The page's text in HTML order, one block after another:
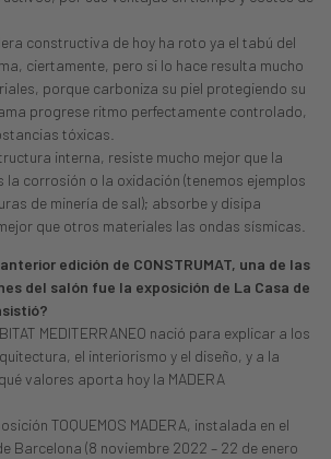
constructiva de hoy ha roto ya el tabú del
ciertamente, pero si lo hace resulta mucho
porque carboniza su piel protegiendo su
progrese ritmo perfectamente controlado,
tóxicas.
interna, resiste mucho mejor que la
la corrosión o la oxidación (tenemos ejemplos
de minería de sal); absorbe y disipa
que otros materiales las ondas sísmicas.
edición de CONSTRUMAT, una de las
del salón fue la exposición de La Casa de
MEDITERRANEO nació para explicar a los
el interiorismo y el diseño, y a la
valores aporta hoy la MADERA
TOQUEMOS MADERA, instalada en el
Barcelona (8 noviembre 2022 – 22 de enero